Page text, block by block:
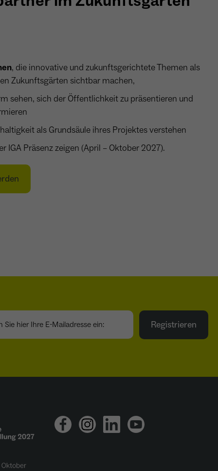
, die innovative und zukunftsgerichtete Themen als
Zukunftsgärten sichtbar machen,
sehen, sich der Öffentlichkeit zu präsentieren und
als Grundsäule ihres Projektes verstehen
IGA Präsenz zeigen (April – Oktober 2027).
hier Ihre E-Mailadresse ein:
Registrieren